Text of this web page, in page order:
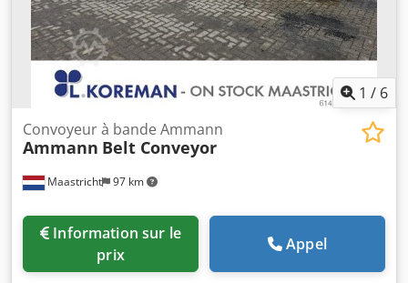
en Allemagne Applications : • compactage des pavés •
travaux de pavage • travaux routiers • compactage du sol
et du lit de pose • tranchées et fondations État : Machine
d’occasion complète. Moteur HATZ – unité diesel durable
et réputée.
1 / 6
Maastricht 97 km
Convoyeur à bande Ammann
Ammann Belt Conveyor
prix
Appel